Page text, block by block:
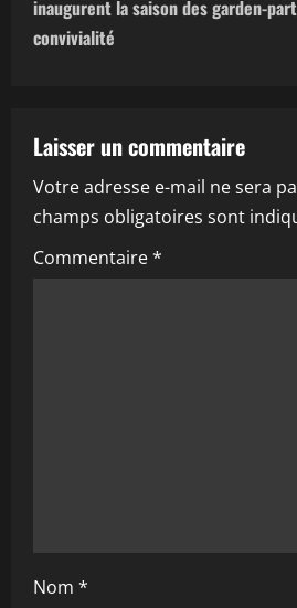
g
i
o
n
c
inaugurent la saison des garden-
convivialité
Laisser un commentaire
Votre adresse e-mail ne sera
champs obligatoires sont
Commentaire*
Nom *